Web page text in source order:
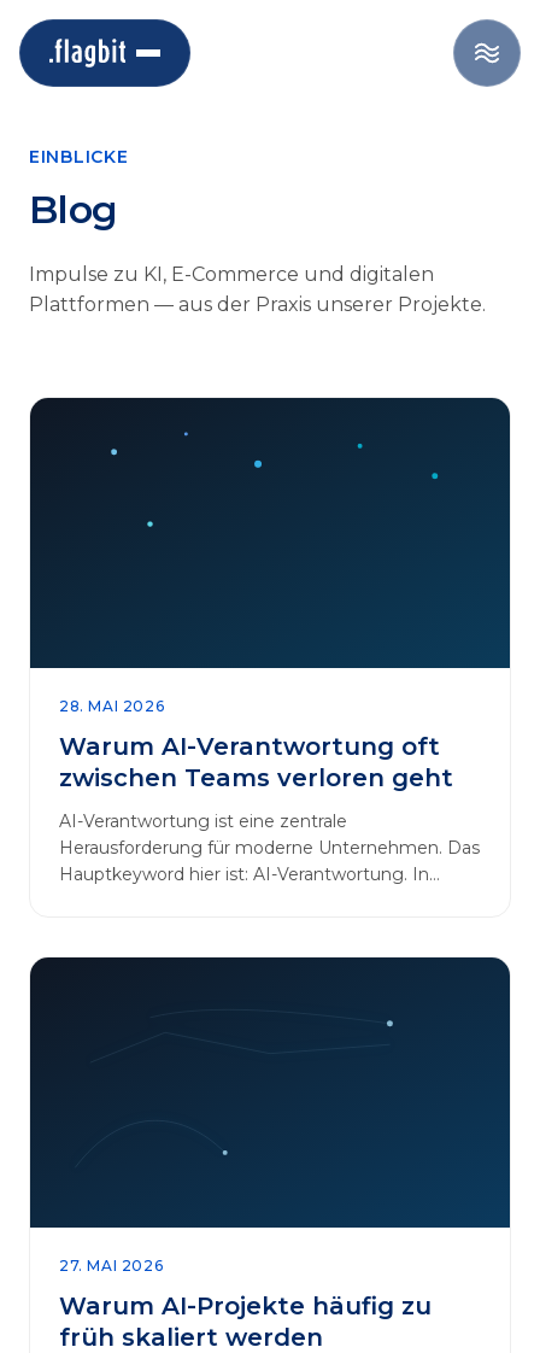
EINBLICKE
Blog
Impulse zu KI, E-Commerce und digitalen
Plattformen — aus der Praxis unserer Projekte.
28. MAI 2026
Warum AI-Verantwortung oft
zwischen Teams verloren geht
AI-Verantwortung ist eine zentrale
Herausforderung für moderne Unternehmen. Das
Hauptkeyword hier ist: AI-Verantwortung. In
27. MAI 2026
Warum AI-Projekte häufig zu
früh skaliert werden